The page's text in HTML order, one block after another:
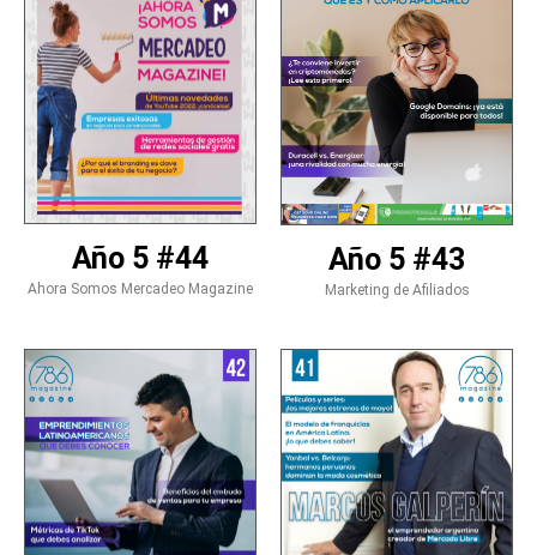
Año 5 #44
Ahora Somos Mercadeo Magazine
Año 5 #43
Marketing de Afiliados